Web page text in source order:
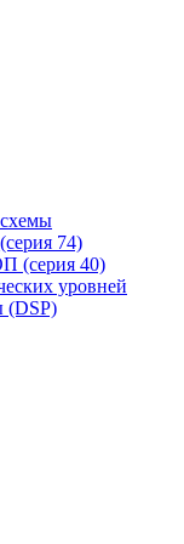
74)
(серия 40)
уровней
(DSP)